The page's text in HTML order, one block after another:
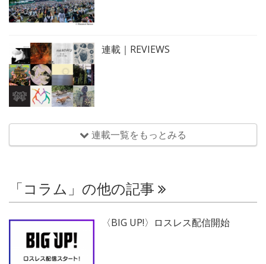
連載｜REVIEWS
連載一覧をもっとみる
「コラム」の他の記事
〈BIG UP!〉ロスレス配信開始